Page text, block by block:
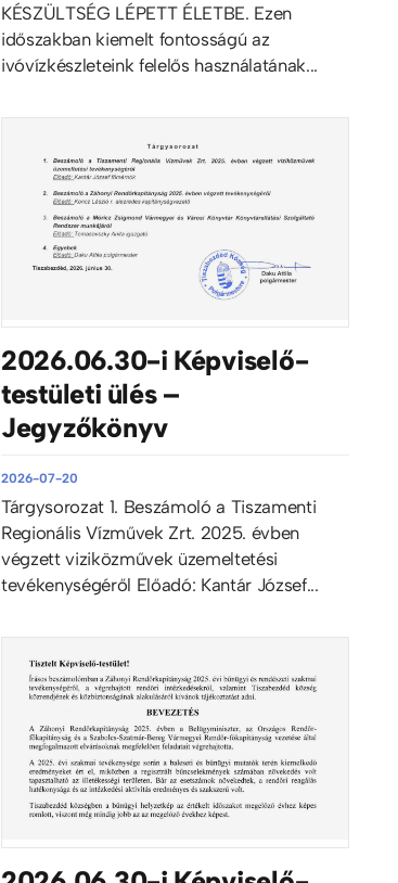
KÉSZÜLTSÉG LÉPETT ÉLETBE. Ezen
időszakban kiemelt fontosságú az
ivóvízkészleteink felelős használatának...
2026.06.30-i Képviselő-
testületi ülés –
Jegyzőkönyv
2026-07-20
Tárgysorozat 1. Beszámoló a Tiszamenti
Regionális Vízművek Zrt. 2025. évben
végzett viziközművek üzemeltetési
tevékenységéről Előadó: Kantár József...